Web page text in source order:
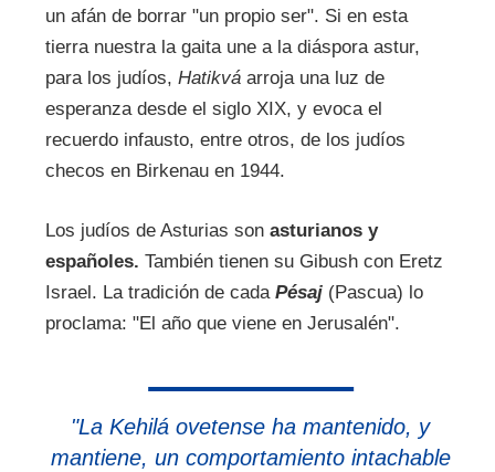
un afán de borrar "un propio ser". Si en esta
tierra nuestra la gaita une a la diáspora astur,
para los judíos, Hatikváarroja una luz de
esperanza desde el siglo XIX, y evoca el
recuerdo infausto, entre otros, de los judíos
checos en Birkenau en 1944.
Los judíos de Asturias son asturianos y
españoles. También tienen su Gibush con Eretz
Israel. La tradición de cada Pésaj (Pascua) lo
proclama: "El año que viene en Jerusalén".
"La Kehilá ovetense ha mantenido, y
mantiene, un comportamiento intachable